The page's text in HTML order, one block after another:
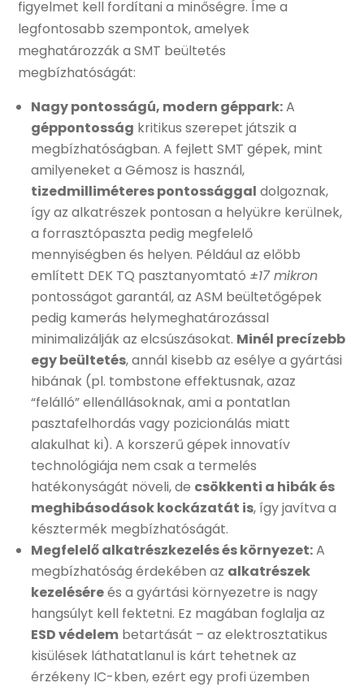
figyelmet kell fordítani a minőségre. Íme a
legfontosabb szempontok, amelyek
meghatározzák a SMT beültetés
megbízhatóságát:
Nagy pontosságú, modern géppark:A
géppontosság kritikus szerepet játszik a
megbízhatóságban. A fejlett SMT gépek, mint
amilyeneket a Gémosz is használ,
tizedmilliméteres pontossággal dolgoznak,
így az alkatrészek pontosan a helyükre kerülnek,
a forrasztópaszta pedig megfelelő
mennyiségben és helyen. Például az előbb
említett DEK TQ pasztanyomtató ±17 mikron
pontosságot garantál, az ASM beültetőgépek
pedig kamerás helymeghatározással
minimalizálják az elcsúszásokat. Minél precízebb
egy beültetés, annál kisebb az esélye a gyártási
hibának (pl. tombstone effektusnak, azaz
“felálló” ellenállásoknak, ami a pontatlan
pasztafelhordás vagy pozicionálás miatt
alakulhat ki). A korszerű gépek innovatív
technológiája nem csak a termelés
hatékonyságát növeli, de csökkenti a hibák és
meghibásodások kockázatát is, így javítva a
késztermék megbízhatóságát.
Megfelelő alkatrészkezelés és környezet:A
megbízhatóság érdekében az alkatrészek
kezeléséreés a gyártási környezetre is nagy
hangsúlyt kell fektetni. Ez magában foglalja az
ESD védelem betartását – az elektrosztatikus
kisülések láthatatlanul is kárt tehetnek az
érzékeny IC-kben, ezért egy profi üzemben